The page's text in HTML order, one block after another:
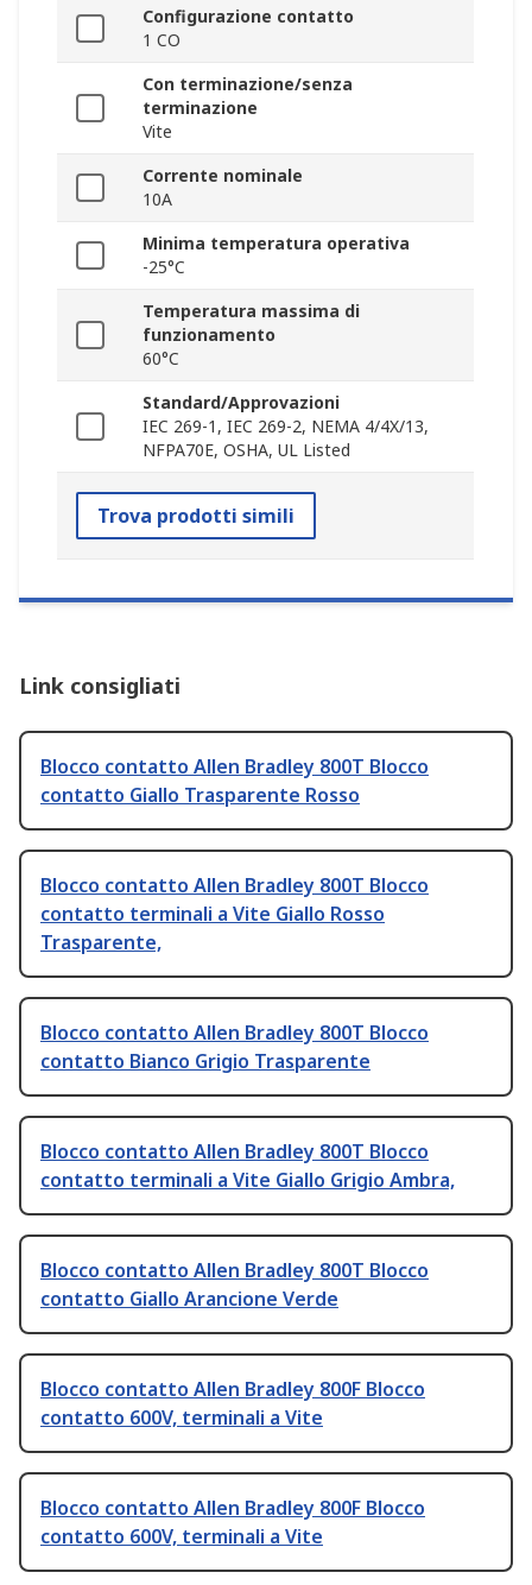
Configurazione contatto
1 CO
Con terminazione/senza
terminazione
Vite
Corrente nominale
10A
Minima temperatura operativa
-25°C
Temperatura massima di
funzionamento
60°C
Standard/Approvazioni
IEC 269-1, IEC 269-2, NEMA 4/4X/13,
NFPA70E, OSHA, UL Listed
Trova prodotti simili
Link consigliati
Blocco contatto Allen Bradley 800T Blocco
contatto Giallo Trasparente Rosso
Blocco contatto Allen Bradley 800T Blocco
contatto terminali a Vite Giallo Rosso
Trasparente,
Blocco contatto Allen Bradley 800T Blocco
contatto Bianco Grigio Trasparente
Blocco contatto Allen Bradley 800T Blocco
contatto terminali a Vite Giallo Grigio Ambra,
Blocco contatto Allen Bradley 800T Blocco
contatto Giallo Arancione Verde
Blocco contatto Allen Bradley 800F Blocco
contatto 600V, terminali a Vite
Blocco contatto Allen Bradley 800F Blocco
contatto 600V, terminali a Vite